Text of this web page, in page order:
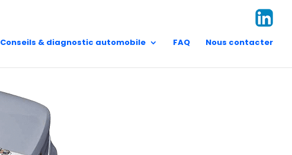
Conseils & diagnostic automobile FAQ Nous contacter